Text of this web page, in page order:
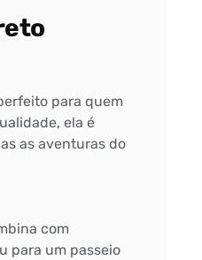
para quem
ela é
as aventuras do
com
para um passeio